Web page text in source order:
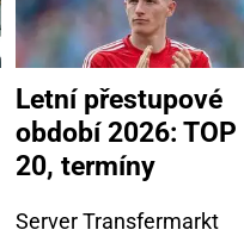
Letní přestupové
období 2026: TOP
20, termíny
Server Transfermarkt